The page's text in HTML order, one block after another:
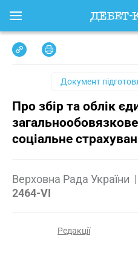
Документ
Про збір та облік
соціальне
Верховна Рада України |
2464-VI
Редакції